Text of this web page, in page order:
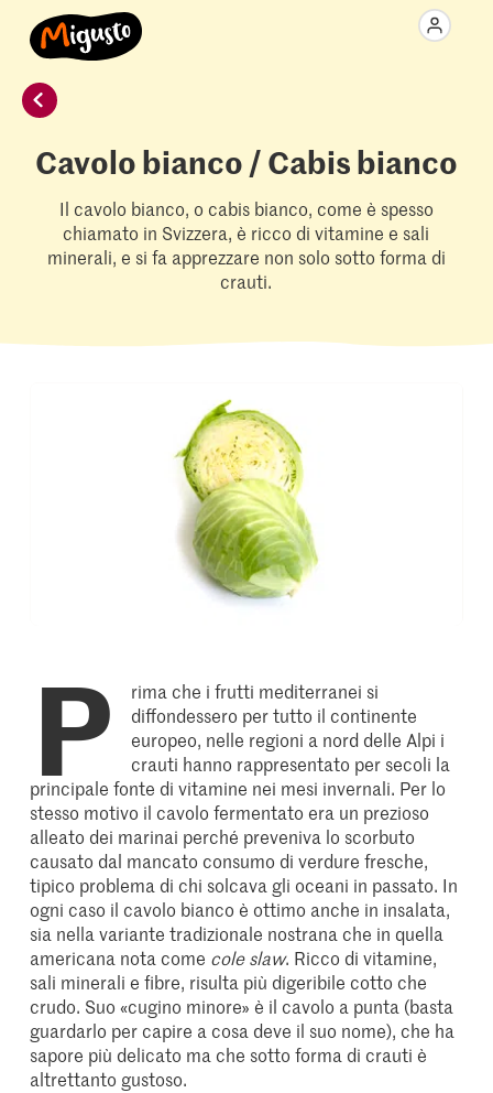
Cavolo bianco / Cabis bianco
Il cavolo bianco, o cabis bianco, come è spesso
chiamato in Svizzera, è ricco di vitamine e sali
minerali, e si fa apprezzare non solo sotto forma di
crauti.
P
rima che i frutti mediterranei si
diffondessero per tutto il continente
europeo, nelle regioni a nord delle Alpi i
crauti hanno rappresentato per secoli la
principale fonte di vitamine nei mesi invernali. Per lo
stesso motivo il cavolo fermentato era un prezioso
alleato dei marinai perché preveniva lo scorbuto
causato dal mancato consumo di verdure fresche,
tipico problema di chi solcava gli oceani in passato. In
ogni caso il cavolo bianco è ottimo anche in insalata,
sia nella variante tradizionale nostrana che in quella
americana nota come cole slaw. Ricco di vitamine,
sali minerali e fibre, risulta più digeribile cotto che
crudo. Suo «cugino minore» è il cavolo a punta (basta
guardarlo per capire a cosa deve il suo nome), che ha
sapore più delicato ma che sotto forma di crauti è
altrettanto gustoso.